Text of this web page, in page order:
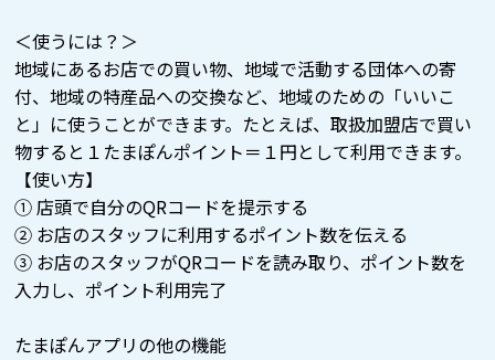
＜使うには？＞
地域にあるお店での買い物、地域で活動する団体への寄
付、地域の特産品への交換など、地域のための「いいこ
と」に使うことができます。たとえば、取扱加盟店で買い
物すると１たまぽんポイント＝１円として利用できます。
【使い方】
① 店頭で自分のQRコードを提示する
② お店のスタッフに利用するポイント数を伝える
③ お店のスタッフがQRコードを読み取り、ポイント数を
入力し、ポイント利用完了
たまぽんアプリの他の機能